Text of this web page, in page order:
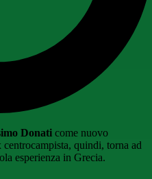
Donati come nuovo
quindi, torna ad
esperienza in Grecia.